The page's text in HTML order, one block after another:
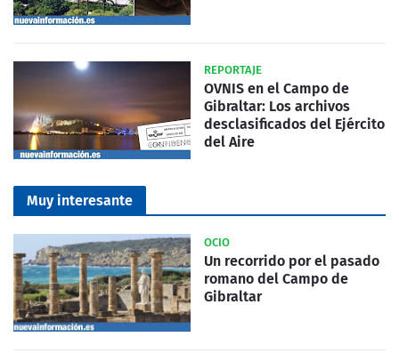
REPORTAJE
OVNIS en el Campo de
Gibraltar: Los archivos
desclasificados del Ejército
del Aire
Muy interesante
OCIO
Un recorrido por el pasado
romano del Campo de
Gibraltar